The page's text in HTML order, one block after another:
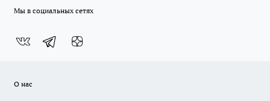
Мы в социальных сетях
О нас